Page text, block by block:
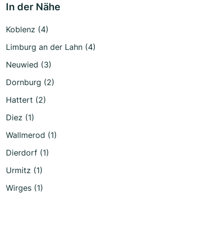
In der Nähe
Koblenz (4)
Limburg an der Lahn (4)
Neuwied (3)
Dornburg (2)
Hattert (2)
Diez (1)
Wallmerod (1)
Dierdorf (1)
Urmitz (1)
Wirges (1)